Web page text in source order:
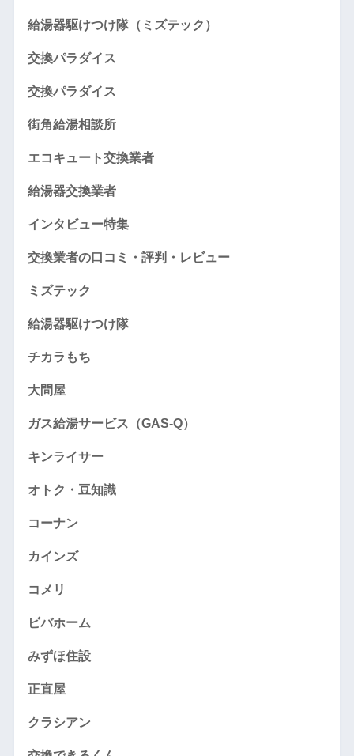
給湯器駆けつけ隊（ミズテック）
交換パラダイス
交換パラダイス
街角給湯相談所
エコキュート交換業者
給湯器交換業者
インタビュー特集
交換業者の口コミ・評判・レビュー
ミズテック
給湯器駆けつけ隊
チカラもち
大問屋
ガス給湯サービス（GAS-Q）
キンライサー
オトク・豆知識
コーナン
カインズ
コメリ
ビバホーム
みずほ住設
正直屋
クラシアン